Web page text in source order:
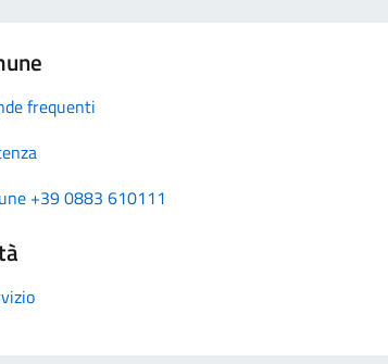
frequenti
+39 0883 610111